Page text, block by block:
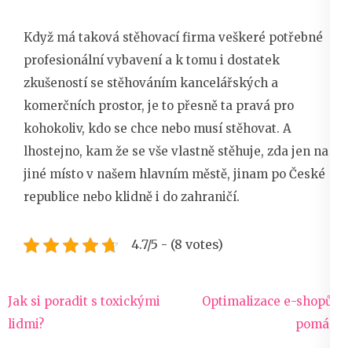
Když má taková stěhovací firma veškeré potřebné
profesionální vybavení a k tomu i dostatek
zkušeností se stěhováním kancelářských a
komerčních prostor, je to přesně ta pravá pro
kohokoliv, kdo se chce nebo musí stěhovat. A
lhostejno, kam že se vše vlastně stěhuje, zda jen na
jiné místo v našem hlavním městě, jinam po České
republice nebo klidně i do zahraničí.
4.7/5 - (8 votes)
Navigace
pro
Jak si poradit s toxickými
lidmi?
Optimalizace e-shopům
pomáhá